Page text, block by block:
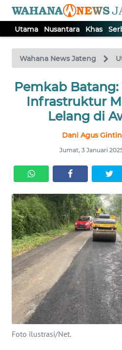
Utama Nusantara Khas
Wahana News Jateng
Pemkab
Infrastruktur
Lelang di
Dani Agus
Jumat, 3 Januari
Foto ilustrasi/Net.
TV
Tutup
UTAMA
NUSANTARA
SERBA-
SERBI
SOLO
OPINI
SEMARANG
BOROBUDUR
Informasi
INDEKS